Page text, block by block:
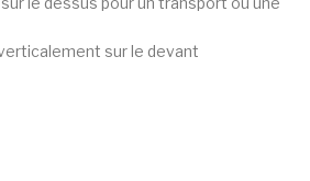
sur le devant